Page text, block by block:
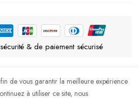
& de paiement sécurisé
de vous garantir la meilleure expérience
à utiliser ce site, nous